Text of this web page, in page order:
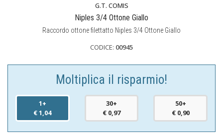
G.T. COMIS
Niples 3/4 Ottone Giallo
Raccordo ottone filettatto Niples 3/4 Ottone Giallo
CODICE: 00945
Moltiplica il risparmio!
1+
€ 1,04
30+
€ 0,97
50+
€ 0,90